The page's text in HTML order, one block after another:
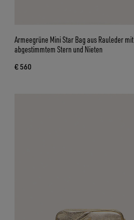
Armeegrüne Mini Star Bag aus Rauleder mit
abgestimmtem Stern und Nieten
€ 560